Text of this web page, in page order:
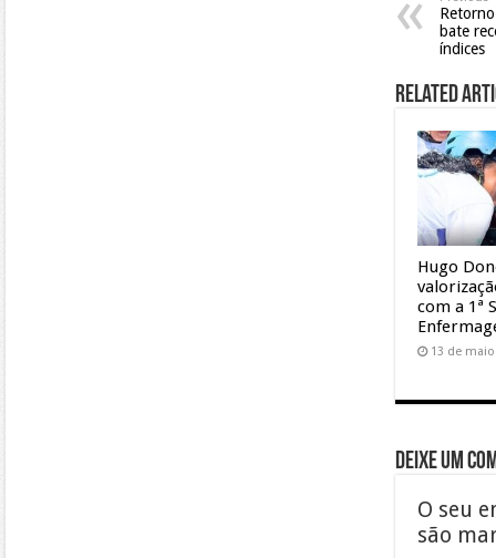
bate
índices
Related
Hugo
com a 1ª
13 de
Deixe um
O seu
são